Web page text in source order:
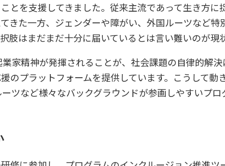
とを支援してきました。従来主流であって生き方に
きた一方、ジェンダーや障がい、外国ルーツなど特
肢はまだまだ十分に届いているとは言い難いのが現
家精神が発揮されることが、社会課題の自律的解
のプラットフォームを提供しています。こうして動
ツなど様々なバックグラウンドが参画しやすいプ